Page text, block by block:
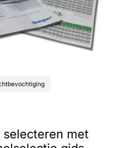
selecteren met